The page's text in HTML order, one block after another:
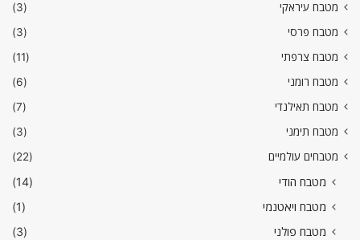
מטבח עיראקי
(3)
מטבח פרסי
(3)
מטבח צרפתי
(11)
מטבח רומני
(6)
מטבח תאילנדי
(7)
מטבח תימני
(3)
מטבחים עולמיים
(22)
מטבח הודי
(14)
מטבח ויאטנמי
(1)
מטבח פולני
(3)